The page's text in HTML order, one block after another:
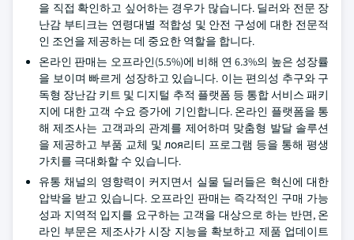
을 직접 확인하고 싶어하는 경우가 많습니다. 딜러와 전문 장
난감 부티크는 연령대별 적합성 및 안전 구성에 대한 전문적
인 조언을 제공하는 데 중요한 역할을 합니다.
온라인 판매는 오프라인(5.5%)에 비해 연 6.3%의 높은 성장률
을 보이며 빠르게 성장하고 있습니다. 이는 편의성 추구와 구
독형 장난감 키트 및 디지털 추적 플랫폼 등 통합 서비스 패키
지에 대한 고객 수요 증가에 기인합니다. 온라인 플랫폼을 통
해 제조사는 고객과의 관계를 제어하며 맞춤형 발달 솔루션
을 제공하고 부품 교체 및 лоя리티 프로그램 등을 통해 평생
가치를 극대화할 수 있습니다.
유통 채널의 영향력이 커지면서 실물 딜러들은 혁신에 대한
압박을 받고 있습니다. 오프라인 판매는 즉각적인 구매 가능
성과 지역적 입지를 요구하는 고객을 대상으로 하는 반면, 온
라인 부문은 제조사가 시장 지능을 확보하고 제품 업데이트